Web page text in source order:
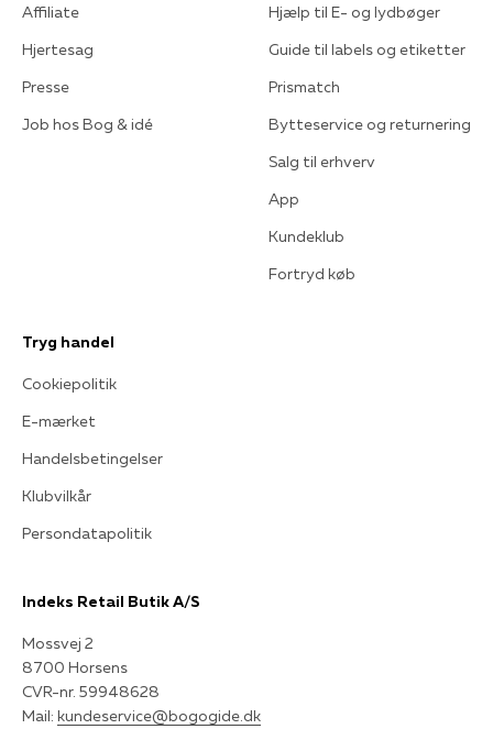
Affiliate
Hjertesag
Presse
Job hos Bog & idé
Hjælp til E- og lydbøger
Guide til labels og etiketter
Prismatch
Bytteservice og returnering
Salg til erhverv
App
Kundeklub
Fortryd køb
Tryg handel
Cookiepolitik
E-mærket
Handelsbetingelser
Klubvilkår
Persondatapolitik
Indeks Retail Butik A/S
Mossvej 2
8700 Horsens
CVR-nr. 59948628
Mail: kundeservice@bogogide.dk